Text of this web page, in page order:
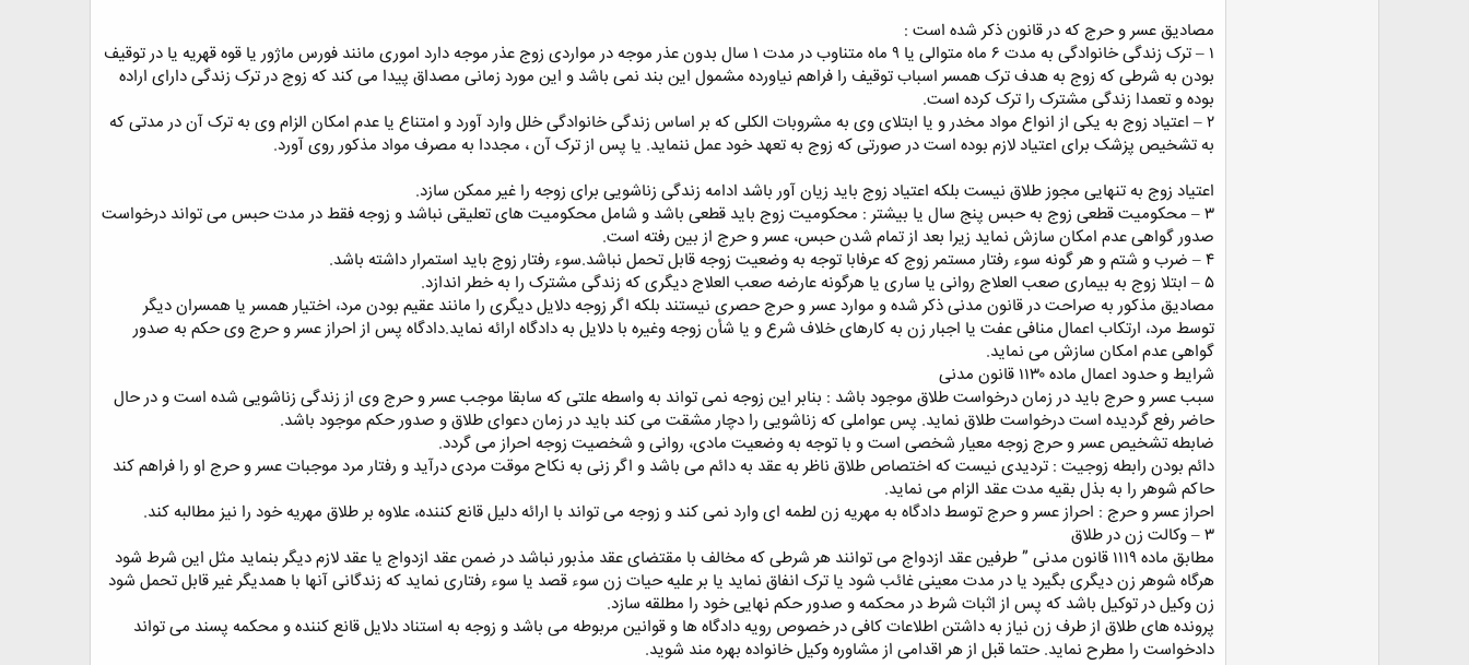
مصادیق عسر و حرج که در قانون ذکر شده است :
۱ – ترک زندگی خانوادگی به مدت ۶ ماه متوالی یا ۹ ماه متناوب در مدت ۱ سال بدون عذر موجه در مواردی زوج عذر موجه دارد اموری مانند فورس ماژور یا قوه قهریه یا در توقیف
بودن به شرطی که زوج به هدف ترک همسر اسباب توقیف را فراهم نیاورده مشمول این بند نمی باشد و این مورد زمانی مصداق پیدا می کند که زوج در ترک زندگی دارای اراده
بوده و تعمدا زندگی مشترک را ترک کرده است.
۲ – اعتیاد زوج به یکی از انواع مواد مخدر و یا ابتلای وی به مشروبات الکلی که بر اساس زندگی خانوادگی خلل وارد آورد و امتناع یا عدم امکان الزام وی به ترک آن در مدتی که
به تشخیص پزشک برای اعتیاد لازم بوده است در صورتی که زوج به تعهد خود عمل ننماید. یا پس از ترک آن ، مجددا به مصرف مواد مذکور روی آورد.
اعتیاد زوج به تنهایی مجوز طلاق نیست بلکه اعتیاد زوج باید زیان آور باشد ادامه زندگی زناشویی برای زوجه را غیر ممکن سازد.
۳ – محکومیت قطعی زوج به حبس پنج سال یا بیشتر : محکومیت زوج باید قطعی باشد و شامل محکومیت های تعلیقی نباشد و زوجه فقط در مدت حبس می تواند درخواست
صدور گواهی عدم امکان سازش نماید زیرا بعد از تمام شدن حبس، عسر و حرج از بین رفته است.
۴ – ضرب و شتم و هر گونه سوء رفتار مستمر زوج که عرفابا توجه به وضعیت زوجه قابل تحمل نباشد.سوء رفتار زوج باید استمرار داشته باشد.
۵ – ابتلا زوج به بیماری صعب العلاج روانی یا ساری یا هرگونه عارضه صعب العلاج دیگری که زندگی مشترک را به خطر اندازد.
مصادیق مذکور به صراحت در قانون مدنی ذکر شده و موارد عسر و حرج حصری نیستند بلکه اگر زوجه دلایل دیگری را مانند عقیم بودن مرد، اختیار همسر یا همسران دیگر
توسط مرد، ارتکاب اعمال منافی عفت یا اجبار زن به کارهای خلاف شرع و یا شأن زوجه وغیره با دلایل به دادگاه ارائه نماید.دادگاه پس از احراز عسر و حرج وی حکم به صدور
گواهی عدم امکان سازش می نماید.
شرایط و حدود اعمال ماده ۱۱۳۰ قانون مدنی
سبب عسر و حرج باید در زمان درخواست طلاق موجود باشد : بنابر این زوجه نمی تواند به واسطه علتی که سابقا موجب عسر و حرج وی از زندگی زناشویی شده است و در حال
حاضر رفع گردیده است درخواست طلاق نماید. پس عواملی که زناشویی را دچار مشقت می کند باید در زمان دعوای طلاق و صدور حکم موجود باشد.
ضابطه تشخیص عسر و حرج زوجه معیار شخصی است و با توجه به وضعیت مادی، روانی و شخصیت زوجه احراز می گردد.
دائم بودن رابطه زوجیت : تردیدی نیست که اختصاص طلاق ناظر به عقد به دائم می باشد و اگر زنی به نکاح موقت مردی درآید و رفتار مرد موجبات عسر و حرج او را فراهم کند
حاکم شوهر را به بذل بقیه مدت عقد الزام می نماید.
احراز عسر و حرج : احراز عسر و حرج توسط دادگاه به مهریه زن لطمه ای وارد نمی کند و زوجه می تواند با ارائه دلیل قانع کننده، علاوه بر طلاق مهریه خود را نیز مطالبه کند.
۳ – وکالت زن در طلاق
مطابق ماده ۱۱۱۹ قانون مدنی ” طرفین عقد ازدواج می توانند هر شرطی که مخالف با مقتضای عقد مذبور نباشد در ضمن عقد ازدواج یا عقد لازم دیگر بنماید مثل این شرط شود
هرگاه شوهر زن دیگری بگیرد یا در مدت معینی غائب شود یا ترک انفاق نماید یا بر علیه حیات زن سوء قصد یا سوء رفتاری نماید که زندگانی آنها با همدیگر غیر قابل تحمل شود
زن وکیل در توکیل باشد که پس از اثبات شرط در محکمه و صدور حکم نهایی خود را مطلقه سازد.
پرونده های طلاق از طرف زن نیاز به داشتن اطلاعات کافی در خصوص رویه دادگاه ها و قوانین مربوطه می باشد و زوجه به استناد دلایل قانع کننده و محکمه پسند می تواند
دادخواست را مطرح نماید. حتما قبل از هر اقدامی از مشاوره وکیل خانواده بهره مند شوید.